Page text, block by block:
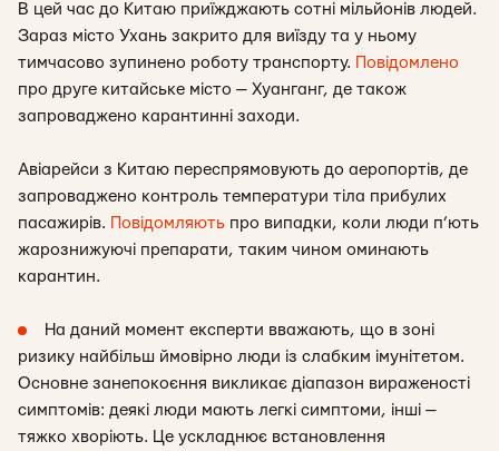
В цей час до Китаю приїжджають сотні мільйонів людей.
Зараз місто Ухань закрито для виїзду та у ньому
тимчасово зупинено роботу транспорту. Повідомлено
про друге китайське місто — Хуанганг, де також
запроваджено карантинні заходи.
Авіарейси з Китаю переспрямовують до аеропортів, де
запроваджено контроль температури тіла прибулих
пасажирів. Повідомляють про випадки, коли люди п’ють
жарознижуючі препарати, таким чином оминають
карантин.
На даний момент експерти вважають, що в зоні
ризику найбільш ймовірно люди із слабким імунітетом.
Основне занепокоєння викликає діапазон вираженості
симптомів: деякі люди мають легкі симптоми, інші —
тяжко хворіють. Це ускладнює встановлення